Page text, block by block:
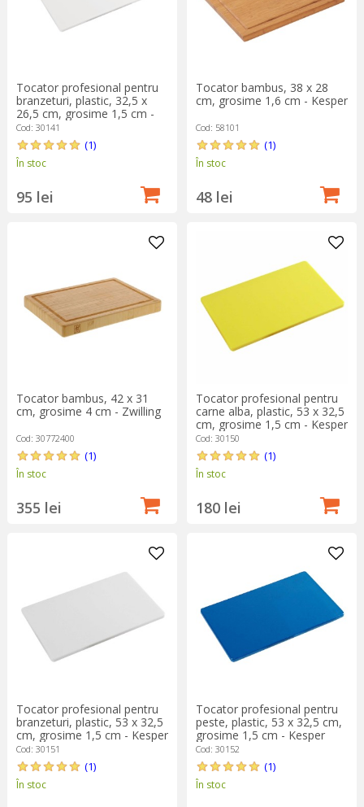
Tocator profesional pentru
branzeturi, plastic, 32,5 x
26,5 cm, grosime 1,5 cm -
Kesper
Cod: 30141
(1)
În stoc
95 lei
Tocator bambus, 38 x 28
cm, grosime 1,6 cm - Kesper
Cod: 58101
(1)
În stoc
48 lei
Tocator bambus, 42 x 31
cm, grosime 4 cm - Zwilling
Cod: 30772400
(1)
În stoc
355 lei
Tocator profesional pentru
carne alba, plastic, 53 x 32,5
cm, grosime 1,5 cm - Kesper
Cod: 30150
(1)
În stoc
180 lei
Tocator profesional pentru
branzeturi, plastic, 53 x 32,5
cm, grosime 1,5 cm - Kesper
Cod: 30151
(1)
În stoc
Tocator profesional pentru
peste, plastic, 53 x 32,5 cm,
grosime 1,5 cm - Kesper
Cod: 30152
(1)
În stoc